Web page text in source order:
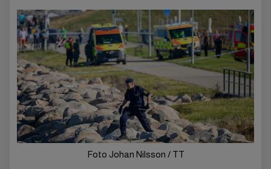
Foto Johan Nilsson / TT